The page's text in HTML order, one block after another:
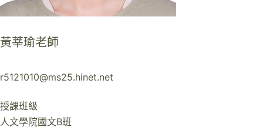
黃莘瑜老師
r5121010@ms25.hinet.net
授課班級
人文學院國文B班